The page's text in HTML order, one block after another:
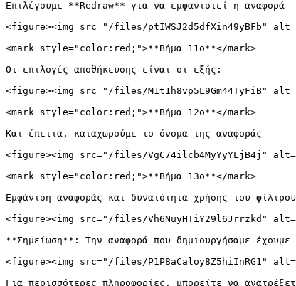
Επιλέγουμε **Redraw** για να εμφανιστεί η αναφορά
<figure><img src="/files/ptIWSJ2d5dfXin49yBFb"
<mark style="color:red;">**Βήμα 11ο**</mark>
Οι επιλογές αποθήκευσης είναι οι εξής:
<figure><img src="/files/M1t1h8vp5L9Gm44TyFiB"
<mark style="color:red;">**Βήμα 12ο**</mark>
Και έπειτα, καταχωρούμε το όνομα της αναφοράς
<figure><img src="/files/VgC74ilcb4MyYyYLjB4j"
<mark style="color:red;">**Βήμα 13ο**</mark>
Εμφάνιση αναφοράς και δυνατότητα χρήσης του
<figure><img src="/files/Vh6NuyHTiY29l6Jrrzkd"
**Σημείωση**: Την αναφορά που δημιουργήσαμε
<figure><img src="/files/P1P8aCaloy8Z5hiInRG1"